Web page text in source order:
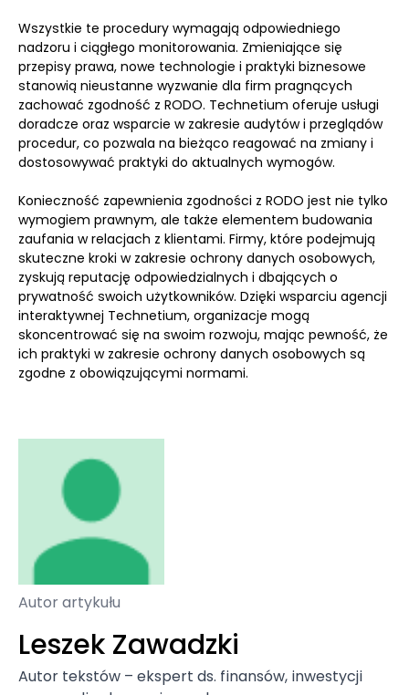
Wszystkie te procedury wymagają odpowiedniego
nadzoru i ciągłego monitorowania. Zmieniające się
przepisy prawa, nowe technologie i praktyki biznesowe
stanowią nieustanne wyzwanie dla firm pragnących
zachować zgodność z RODO. Technetium oferuje usługi
doradcze oraz wsparcie w zakresie audytów i przeglądów
procedur, co pozwala na bieżąco reagować na zmiany i
dostosowywać praktyki do aktualnych wymogów.
Konieczność zapewnienia zgodności z RODO jest nie tylko
wymogiem prawnym, ale także elementem budowania
zaufania w relacjach z klientami. Firmy, które podejmują
skuteczne kroki w zakresie ochrony danych osobowych,
zyskują reputację odpowiedzialnych i dbających o
prywatność swoich użytkowników. Dzięki wsparciu agencji
interaktywnej Technetium, organizacje mogą
skoncentrować się na swoim rozwoju, mając pewność, że
ich praktyki w zakresie ochrony danych osobowych są
zgodne z obowiązującymi normami.
Autor artykułu
Leszek Zawadzki
Autor tekstów – ekspert ds. finansów, inwestycji